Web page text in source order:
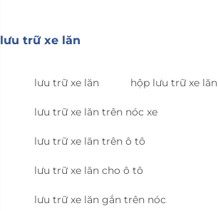
lưu trữ xe lăn
lưu trữ xe lăn hộp lưu trữ xe lăn
lưu trữ xe lăn trên nóc xe
lưu trữ xe lăn trên ô tô
lưu trữ xe lăn cho ô tô
lưu trữ xe lăn gắn trên nóc